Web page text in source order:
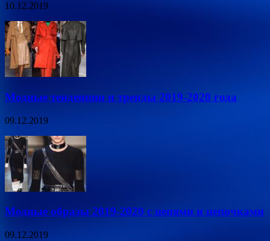
10.12.2019
Модные тенденции и тренды 2019-2020 года
09.12.2019
Модные образы 2019-2020 с цепями и цепочками
09.12.2019